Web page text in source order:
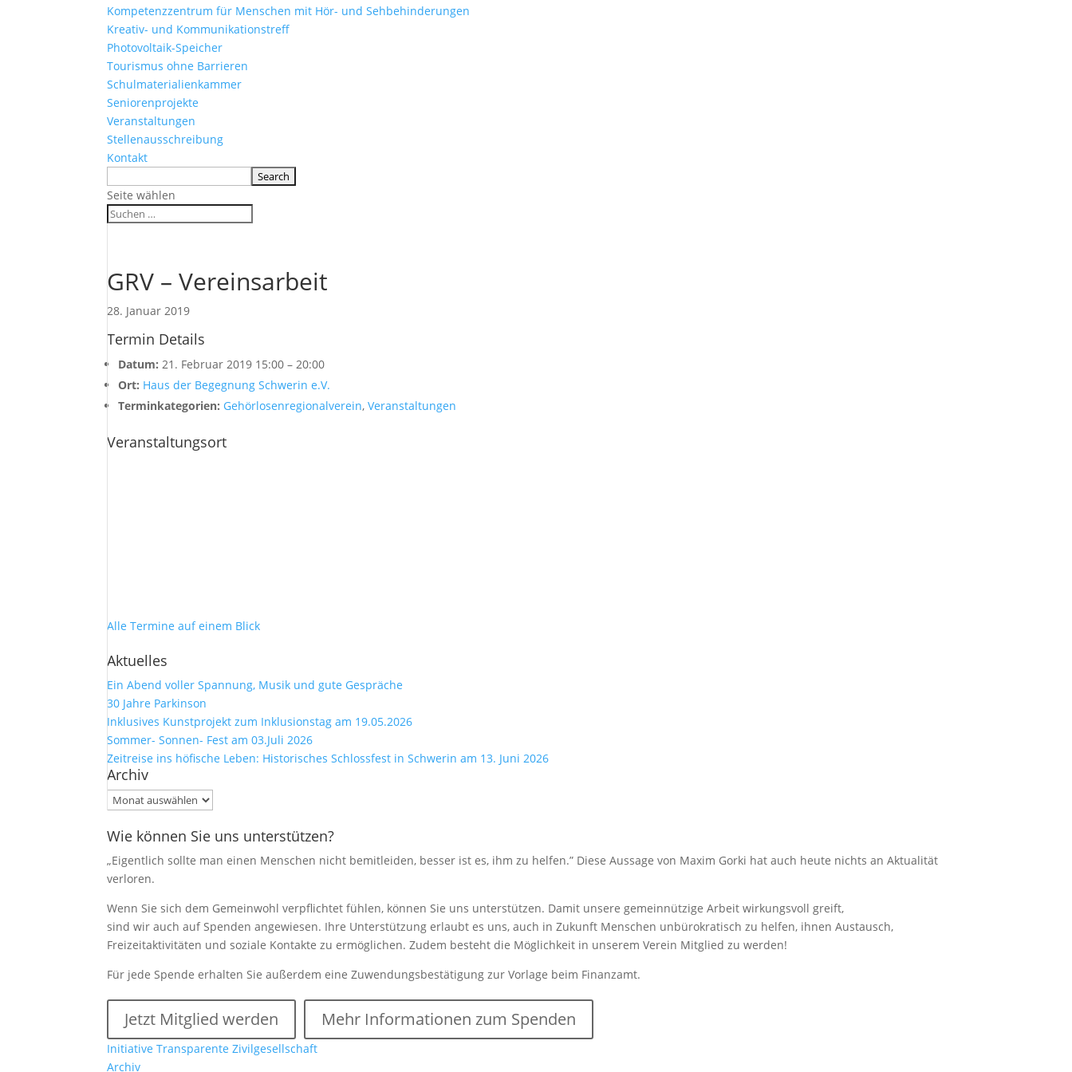
Kompetenzzentrum für Menschen mit Hör- und Sehbehinderungen
Kreativ- und Kommunikationstreff
Photovoltaik-Speicher
Tourismus ohne Barrieren
Schulmaterialienkammer
Seniorenprojekte
Veranstaltungen
Stellenausschreibung
Kontakt
Seite wählen
GRV – Vereinsarbeit
28. Januar 2019
Termin Details
Datum: 21. Februar 2019 15:00 –20:00
Ort: Haus der Begegnung Schwerin e.V.
Terminkategorien: Gehörlosenregionalverein,Veranstaltungen
Veranstaltungsort
Alle Termine auf einem Blick
Aktuelles
Ein Abend voller Spannung, Musik und gute Gespräche
30 Jahre Parkinson
Inklusives Kunstprojekt zum Inklusionstag am 19.05.2026
Sommer- Sonnen- Fest am 03.Juli 2026
Zeitreise ins höfische Leben: Historisches Schlossfest in Schwerin am 13. Juni 2026
Archiv
Archiv
Wie können Sie uns unterstützen?
„Eigentlich sollte man einen Menschen nicht bemitleiden, besser ist es, ihm zu helfen.” Diese Aussage von Maxim Gorki hat auch heute nichts an Aktualität
verloren.
Wenn Sie sich dem Gemeinwohl verpflichtet fühlen, können Sie uns unterstützen. Damit unsere gemeinnützige Arbeit wirkungsvoll greift,
sind wir auch auf Spenden angewiesen. Ihre Unterstützung erlaubt es uns, auch in Zukunft Menschen unbürokratisch zu helfen, ihnen Austausch,
Freizeitaktivitäten und soziale Kontakte zu ermöglichen. Zudem besteht die Möglichkeit in unserem Verein Mitglied zu werden!
Für jede Spende erhalten Sie außerdem eine Zuwendungsbestätigung zur Vorlage beim Finanzamt.
Jetzt Mitglied werden Mehr Informationen zum Spenden
Initiative Transparente Zivilgesellschaft
Archiv